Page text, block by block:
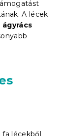
A lécek
ágyrács
fa lécekből